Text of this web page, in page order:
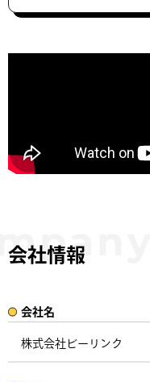
会社情報
会社名​
株式会社ビーリンク